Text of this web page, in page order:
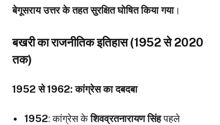
बेगूसराय उत्तर के तहत सुरक्षित घोषित किया गया।
बखरी का राजनीतिक इतिहास (1952 से 2020
तक)
1952 से 1962: कांग्रेस का दबदबा
1952: कांग्रेस केशिवव्रतनारायण सिंहपहले